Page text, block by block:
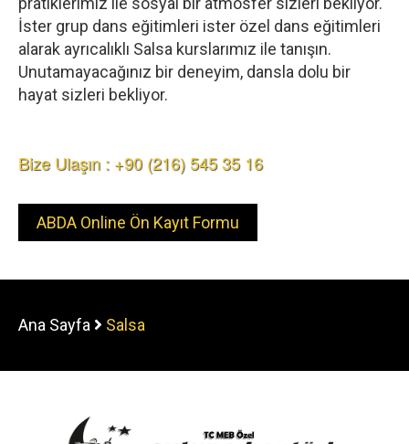
İster grup dans eğitimleri ister özel dans eğitimleri
alarak ayrıcalıklı Salsa kurslarımız ile tanışın.
Unutamayacağınız bir deneyim, dansla dolu bir
hayat sizleri bekliyor.
Bize Ulaşın : +90 (216) 545 35 16
ABDA Online Ön Kayıt Formu
Ana Sayfa Salsa